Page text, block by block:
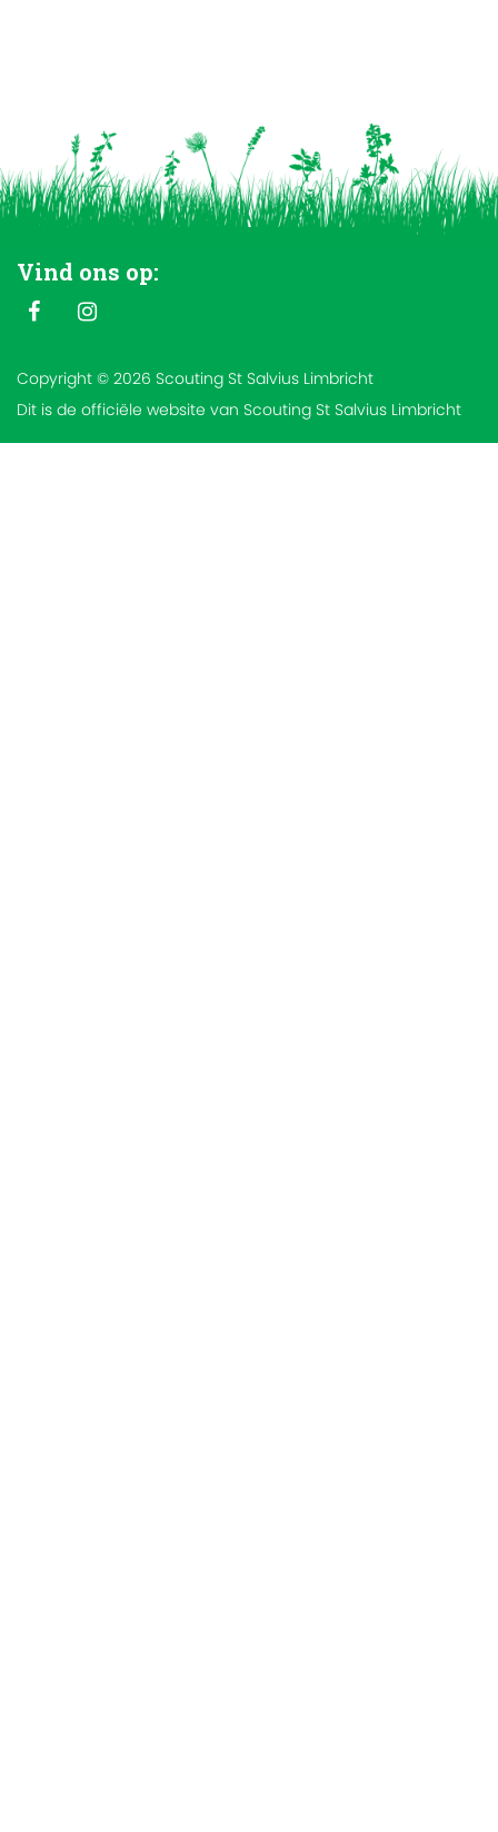
Vind ons op:
Copyright © 2026 Scouting St Salvius Limbricht
Dit is de officiële website van Scouting St Salvius Limbricht